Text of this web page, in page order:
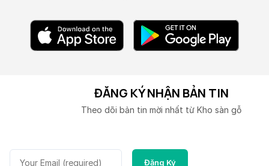
ĐĂNG KÝ NHẬN BẢN TIN
Theo dõi bản tin mời nhất từ Kho sàn gỗ